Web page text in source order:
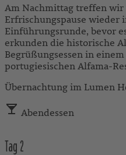
Am Nachmittag treffen wir
Erfrischungspause wieder
Einführungsrunde, bevor
erkunden die historische
Begrüßungsessen in
portugiesischen Alfama-
Übernachtung im Lumen
Abendessen
Tag 2